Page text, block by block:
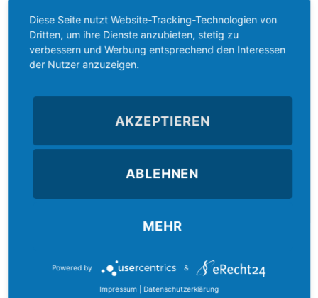
Versteckt sich vor Schadsoftware:
Die Chameleon-Technologie schützt Malwarebytes Anti-
Malware Premium vor einer Deaktivierung oder Änderung
Premium bleibt jederzeit aktiv. Schadsoftware hat keine
Diese Seite nutzt Website-Tracking-Technologien von
Dritten, um ihre Dienste anzubieten, stetig zu
verbessern und Werbung entsprechend den Interessen
der Nutzer anzuzeigen.
AKZEPTIEREN
ABLEHNEN
MEHR
Powered by &
Impressum Datenschutzerklärung